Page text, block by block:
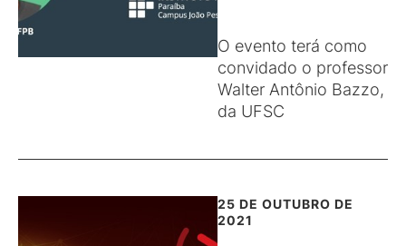
O evento terá como
convidado o professor
Walter Antônio Bazzo,
da UFSC
25 DE OUTUBRO DE
2021